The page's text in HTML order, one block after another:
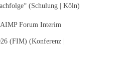
(Schulung | Köln)
Forum Interim
(FIM) (Konferenz |